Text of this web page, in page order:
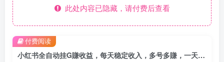
此处内容已隐藏，请付费后查看
小红书全自动挂G賺收益，每天稳定收入，多号多賺，一天三位数【揭秘】
付费阅读